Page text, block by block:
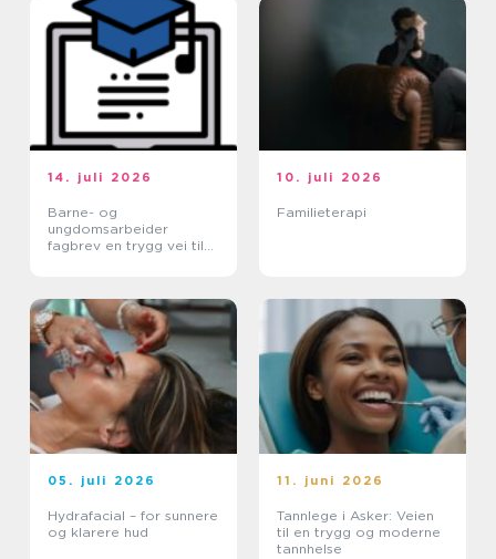
14. juli 2026
Barne- og
ungdomsarbeider
fagbrev en trygg vei til
10. juli 2026
Familieterapi
05. juli 2026
Hydrafacial – for sunnere
og klarere hud
11. juni 2026
Tannlege i Asker: Veien
til en trygg og moderne
tannhelse